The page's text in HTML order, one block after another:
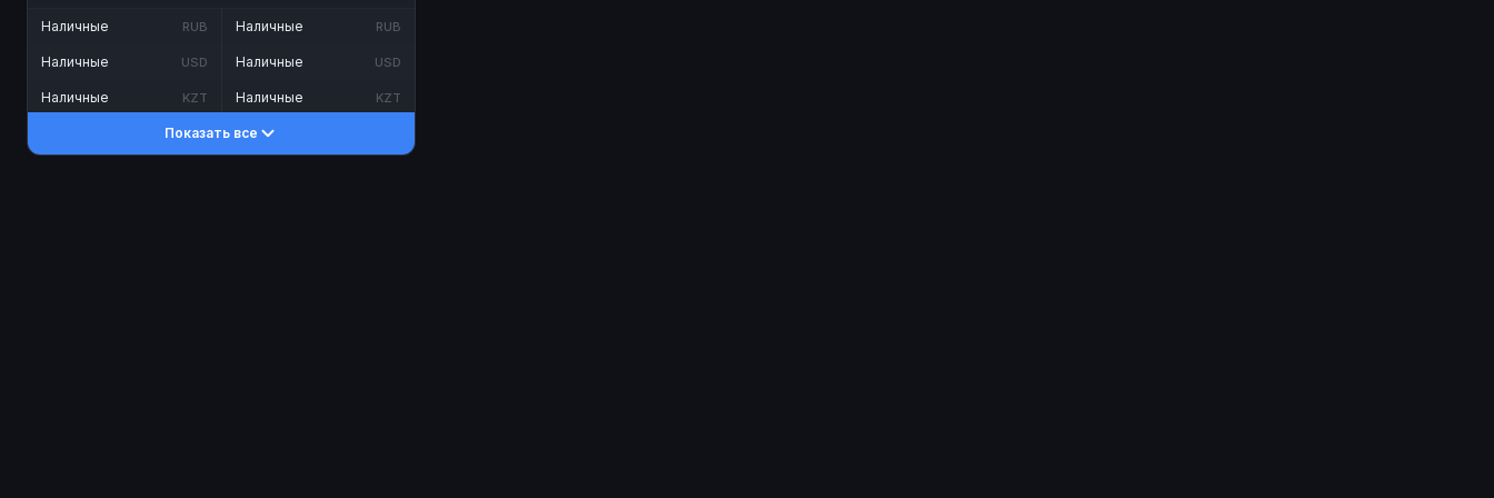
Наличные RUB
Наличные USD
Наличные KZT
Наличные RUB
Наличные USD
Наличные KZT
Показать все